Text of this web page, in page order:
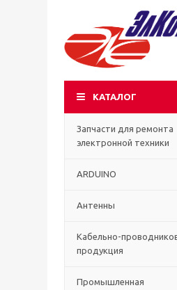
КАТАЛОГ
Запчасти для ремонта
электронной техники
ARDUINO
Антенны
Кабельно-
продукция
Промышленная